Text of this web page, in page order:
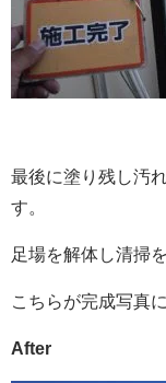
最後に塗り残し汚
す。
足場を解体し清掃
こちらが完成写真
After